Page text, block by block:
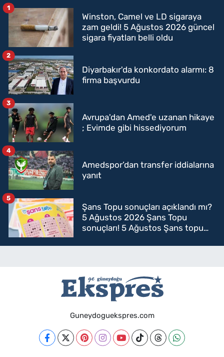
Winston, Camel ve LD sigaraya
zam geldi! 5 Ağustos 2026 güncel
sigara fiyatları belli oldu
1
Diyarbakır'da konkordato alarmı: 8
firma başvurdu
2
Avrupa'dan Amed'e uzanan hikaye
; Evimde gibi hissediyorum
3
Amedspor’dan transfer iddialarına
yanıt
4
Şans Topu sonuçları açıklandı mı?
5 Ağustos 2026 Şans Topu
sonuçları! 5 Ağustos Şans topu
5
Guneydoguekspres.com